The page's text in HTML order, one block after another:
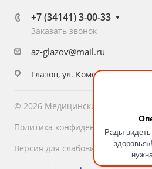
Рады
+7 (34141) 3-00-33
Заказать звонок
az-glazov@mail.ru
Глазов, ул. Комсомольская, 16
© 2026 Медицинский центр
Политика конфиденциальности
Версия для слабовидящих